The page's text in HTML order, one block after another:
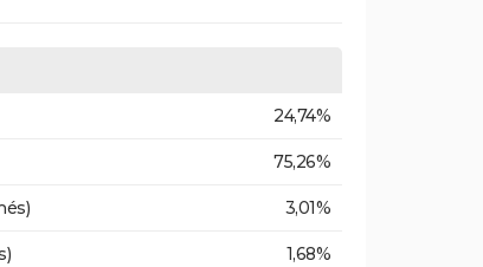
24,74%
75,26%
3,01%
1,68%